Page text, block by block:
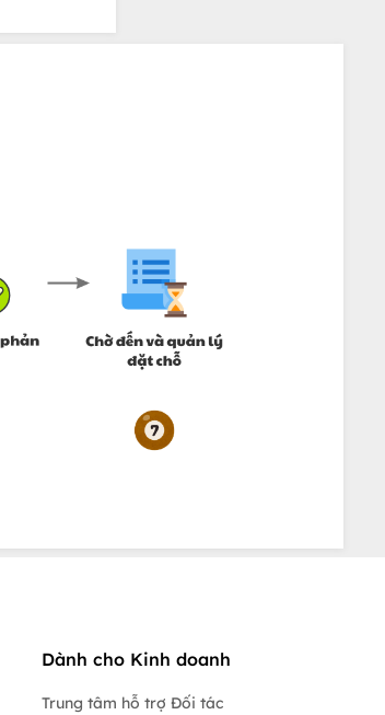
Dành cho Kinh doanh
Trung tâm hỗ trợ Đối tác